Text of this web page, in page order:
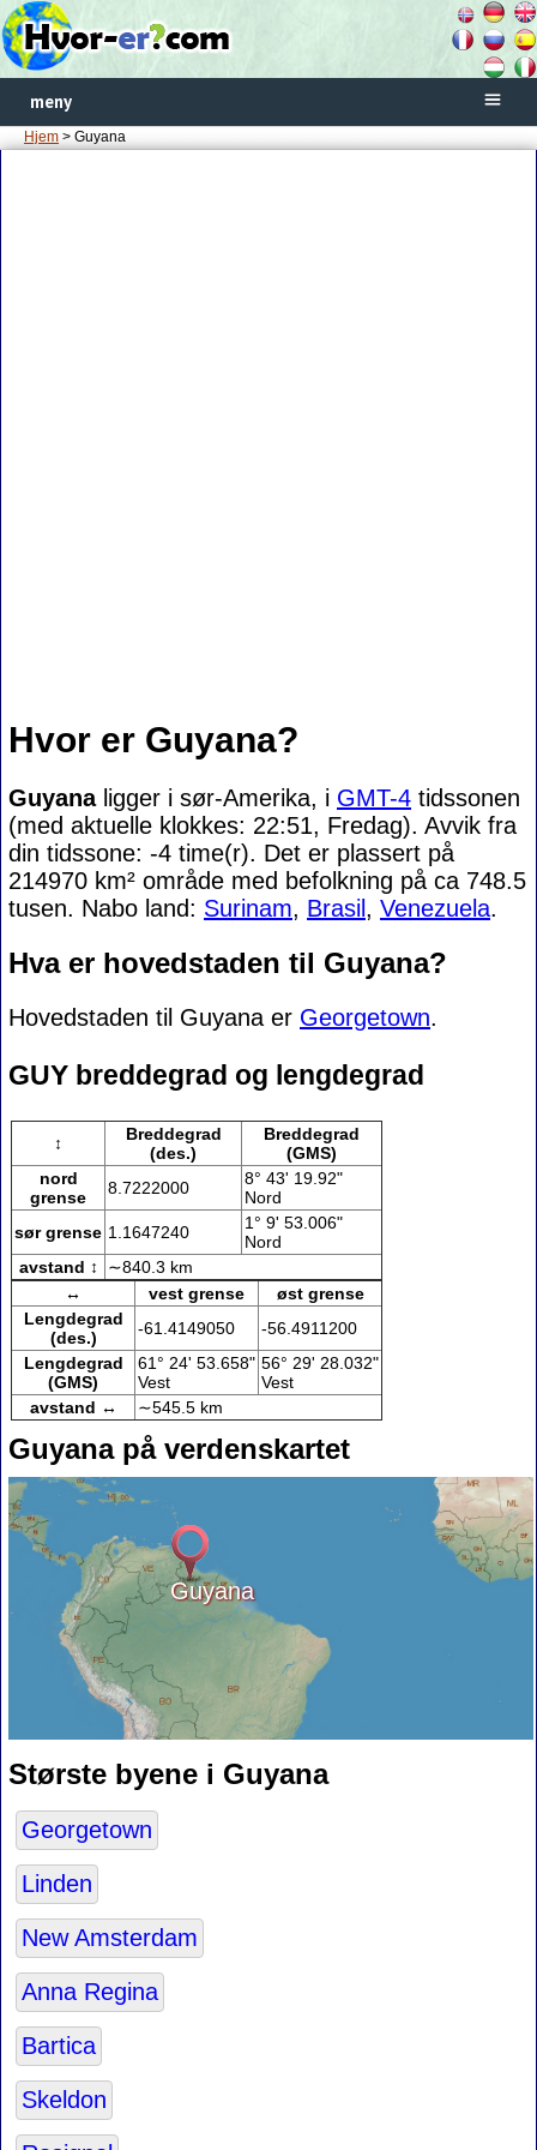
meny
Hjem > Guyana
Hvor er Guyana?
Guyanaligger i sør-Amerika, i GMT-4 tidssonen
(med aktuelle klokkes: 22:51, Fredag). Avvik fra
din tidssone: -4 time(r). Det er plassert på
214970 km² område med befolkning på ca 748.5
tusen. Nabo land: Surinam, Brasil , Venezuela.
Hva er hovedstaden til Guyana?
Hovedstaden til Guyana er Georgetown.
GUY breddegrad og lengdegrad
↕
Breddegrad
(des.)
Breddegrad
(GMS)
nord
grense
8.7222000
8° 43' 19.92"
Nord
sør grense 1.1647240
1° 9' 53.006"
Nord
avstand ↕
∼840.3 km
↔
vest grense
øst grense
Lengdegrad
(des.)
-61.4149050
-56.4911200
Lengdegrad
(GMS)
61° 24' 53.658"
Vest
56° 29' 28.032"
Vest
avstand ↔
∼545.5 km
Guyana på verdenskartet
Guyana
Største byene i Guyana
Georgetown
Linden
New Amsterdam
Anna Regina
Bartica
Skeldon